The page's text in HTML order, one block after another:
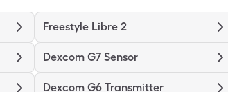
Freestyle Libre 2
Dexcom G7 Sensor
Dexcom G6 Transmitter